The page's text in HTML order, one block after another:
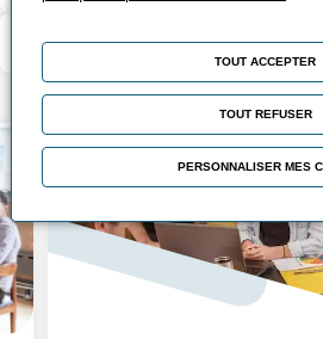
Modalité d’évaluation
TOUT ACCEPTER
TOUT REFUSER
PERSONNALISER MES